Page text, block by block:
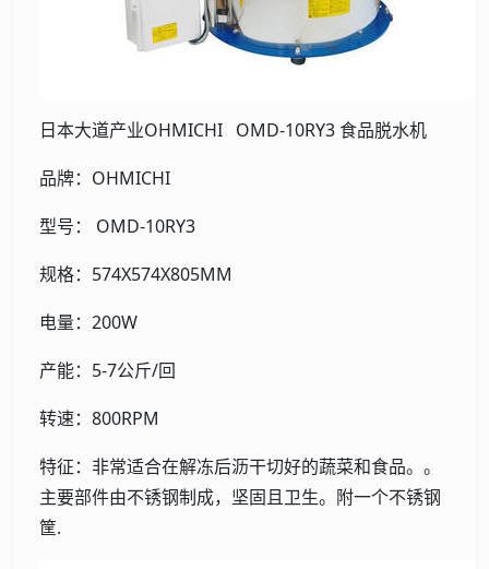
日本大道产业OHMICHI OMD-10RY3 食品脱水机
品牌：OHMICHI
型号： OMD-10RY3
规格：574X574X805MM
电量：200W
产能：5-7公斤/回
转速：800RPM
特征：非常适合在解冻后沥干切好的蔬菜和食品。。
主要部件由不锈钢制成，坚固且卫生。附一个不锈钢
筐.